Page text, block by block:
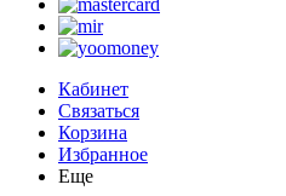
Кабинет
Связаться
Корзина
Избранное
Еще